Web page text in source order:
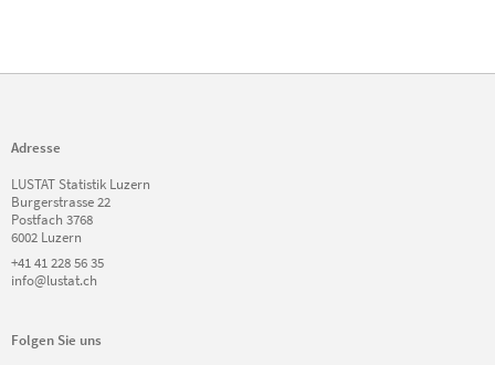
Adresse
LUSTAT Statistik Luzern
Burgerstrasse 22
Postfach 3768
6002 Luzern
+41 41 228 56 35
info@lustat.ch
Folgen Sie uns